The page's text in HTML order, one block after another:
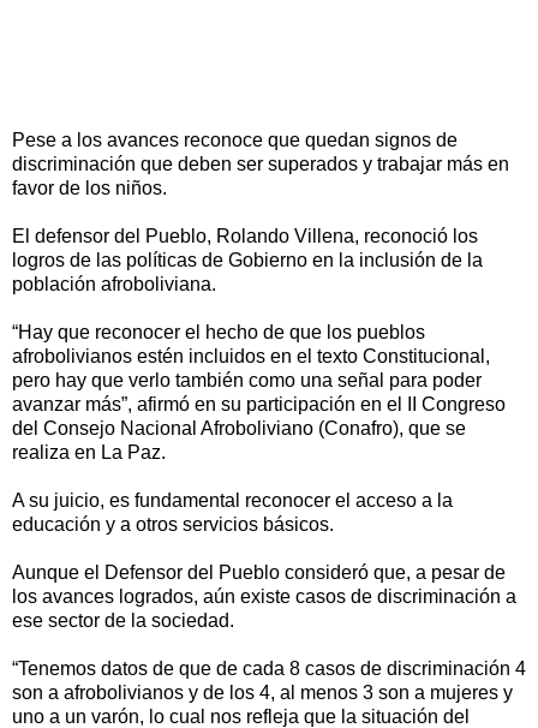
Pese a los avances reconoce que quedan signos de
discriminación que deben ser superados y trabajar más en
favor de los niños.
El defensor del Pueblo, Rolando Villena, reconoció los
logros de las políticas de Gobierno en la inclusión de la
población afroboliviana.
“Hay que reconocer el hecho de que los pueblos
afrobolivianos estén incluidos en el texto Constitucional,
pero hay que verlo también como una señal para poder
avanzar más”, afirmó en su participación en el II Congreso
del Consejo Nacional Afroboliviano (Conafro), que se
realiza en La Paz.
A su juicio, es fundamental reconocer el acceso a la
educación y a otros servicios básicos.
Aunque el Defensor del Pueblo consideró que, a pesar de
los avances logrados, aún existe casos de discriminación a
ese sector de la sociedad.
“Tenemos datos de que de cada 8 casos de discriminación 4
son a afrobolivianos y de los 4, al menos 3 son a mujeres y
uno a un varón, lo cual nos refleja que la situación del